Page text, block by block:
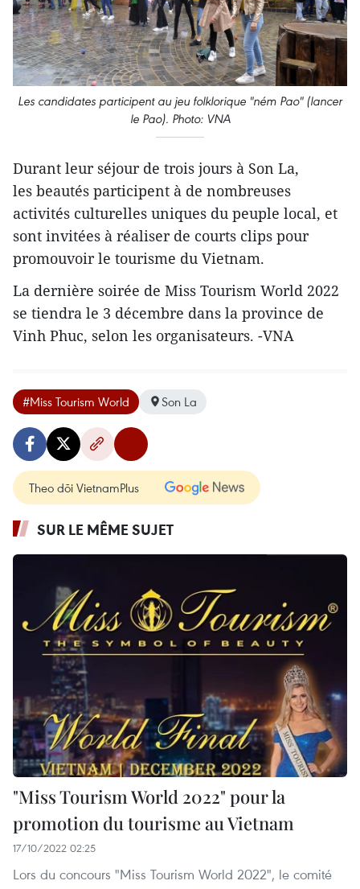
Les candidates participent au jeu folklorique "ném Pao" (lancer
le Pao). Photo: VNA
Durant leur séjour de trois jours à Son La,
les beautés participent à de nombreuses
activités culturelles uniques du peuple local, et
sont invitées à réaliser de courts clips pour
promouvoir le tourisme du Vietnam.
La dernière soirée de Miss Tourism World 2022
se tiendra le 3 décembre dans la province de
Vinh Phuc, selon les organisateurs. -VNA
#Miss Tourism World Son La
Theo dõi VietnamPlus
SUR LE MÊME SUJET
"Miss Tourism World 2022" pour la
promotion du tourisme au Vietnam
17/10/2022 02:25
Lors du concours "Miss Tourism World 2022", le comité